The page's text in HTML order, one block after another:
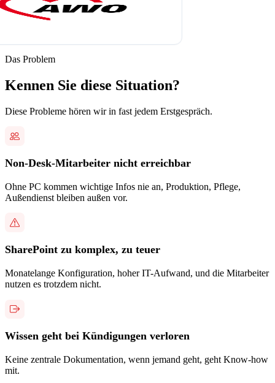
Das Problem
Kennen Sie diese Situation?
Diese Probleme hören wir in fast jedem Erstgespräch.
Non-Desk-Mitarbeiter nicht erreichbar
Ohne PC kommen wichtige Infos nie an, Produktion, Pflege,
Außendienst bleiben außen vor.
SharePoint zu komplex, zu teuer
Monatelange Konfiguration, hoher IT-Aufwand, und die Mitarbeiter
nutzen es trotzdem nicht.
Wissen geht bei Kündigungen verloren
Keine zentrale Dokumentation, wenn jemand geht, geht Know-how
mit.